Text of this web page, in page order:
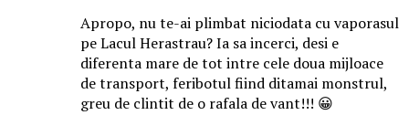
Apropo, nu te-ai plimbat niciodata cu vaporasul
pe Lacul Herastrau? Ia sa incerci, desi e
diferenta mare de tot intre cele doua mijloace
de transport, feribotul fiind ditamai monstrul,
greu de clintit de o rafala de vant!!! 😀